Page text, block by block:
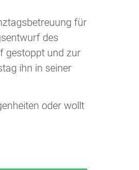
für
des
gestoppt und zur
ihn in seiner
oder wollt